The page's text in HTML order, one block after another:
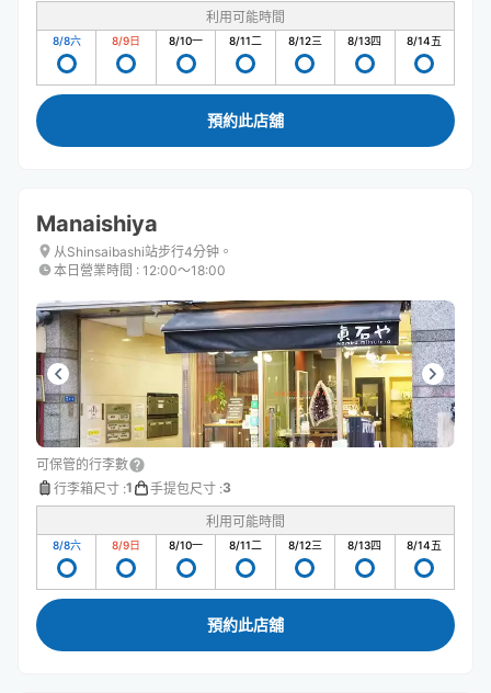
利用可能時間
8/8六 8/9日 8/10一 8/11二 8/12三 8/13四 8/14五
預約此店舖
Manaishiya
从Shinsaibashi站步行4分钟。
本日營業時間 : 12:00〜18:00
可保管的行李數
行李箱尺寸 :1 手提包尺寸 :3
利用可能時間
8/8六 8/9日 8/10一 8/11二 8/12三 8/13四 8/14五
預約此店舖